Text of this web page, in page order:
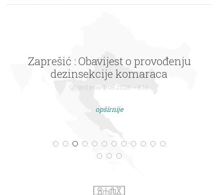
Zaprešić : Obavijest o provođenju
dezinsekcije komaraca
Objavljeno 7.08.2026. - 8:16
opširnije